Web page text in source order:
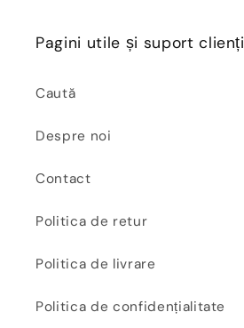
Pagini utile și suport clienți
Caută
Despre noi
Contact
Politica de retur
Politica de livrare
Politica de confidențialitate